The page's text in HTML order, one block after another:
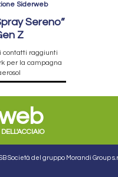
Siderweb
Sereno”
Z
contatti raggiunti
per la campagna
Società del gruppo Morandi Group